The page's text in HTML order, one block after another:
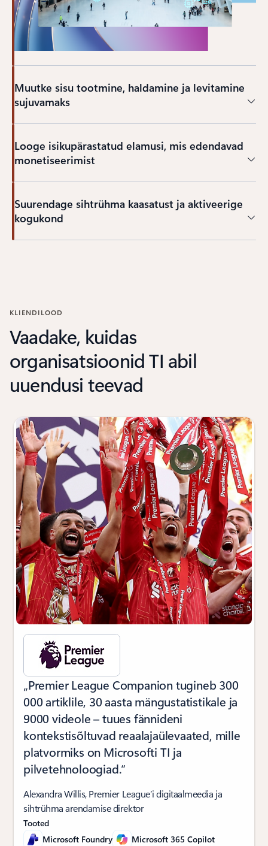
Muutke sisu tootmine, haldamine ja levitamine
sujuvamaks
Looge isikupärastatud elamusi, mis edendavad
monetiseerimist
Suurendage sihtrühma kaasatust ja aktiveerige
kogukond
KLIENDILOOD
Vaadake, kuidas
organisatsioonid TI abil
uuendusi teevad
„Premier League Companion tugineb 300
000 artiklile, 30 aasta mängustatistikale ja
9000 videole – tuues fännideni
kontekstisõltuvad reaalajaülevaated, mille
platvormiks on Microsofti TI ja
pilvetehnoloogiad.“
Alexandra Willis, Premier League’i digitaalmeedia ja
sihtrühma arendamise direktor
Tooted
Microsoft Foundry
Microsoft 365 Copilot